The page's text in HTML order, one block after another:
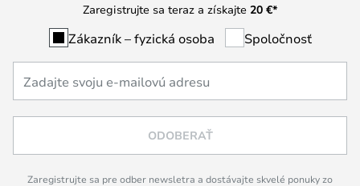
Zaregistrujte sa teraz a získajte 20 €*
Zákazník – fyzická osoba Spoločnosť
ODOBERAŤ
Zaregistrujte sa pre odber newsletra a dostávajte skvelé ponuky zo